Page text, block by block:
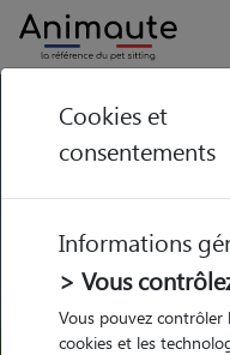
GARDE ANIMAUX à
chat en famille ou à
Trouvez une
Neuvy-Saint-
Parmi nos 3
Saint-Sépulchre
Cookies et
consentements
Informations
> Vous
Vous pouvez
cookies et les